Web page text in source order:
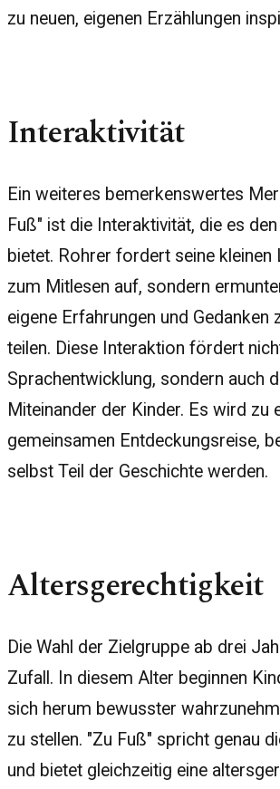
zu neuen, eigenen Erzählungen
Interaktivität
Ein weiteres bemerkenswertes
Fuß" ist die Interaktivität, die es
bietet. Rohrer fordert seine kleinen
zum Mitlesen auf, sondern
eigene Erfahrungen und Gedanken
teilen. Diese Interaktion fördert
Sprachentwicklung, sondern auch
Miteinander der Kinder. Es wird zu
gemeinsamen Entdeckungsreise,
selbst Teil der Geschichte werden.
Altersgerechtigkeit
Die Wahl der Zielgruppe ab drei
Zufall. In diesem Alter beginnen
sich herum bewusster
zu stellen. "Zu Fuß" spricht genau
und bietet gleichzeitig eine